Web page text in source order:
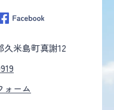
久米島町真謝12
ォーム